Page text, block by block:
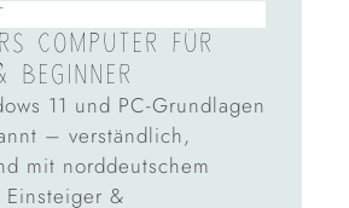
COMPUTER FÜR
BEGINNER
11 und PC-Grundlagen
– verständlich,
mit norddeutschem
&